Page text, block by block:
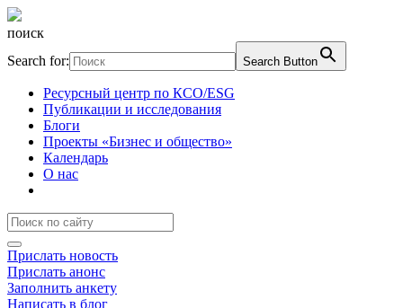
поиск
Search for:
Search Button
Ресурсный центр по КСО/ESG
Публикации и исследования
Блоги
Проекты «Бизнес и общество»
Календарь
О нас
Прислать новость
Прислать анонс
Заполнить анкету
Написать в блог